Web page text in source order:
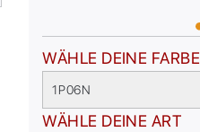
WÄHLE DEINE FARBE
1P06N
WÄHLE DEINE ART